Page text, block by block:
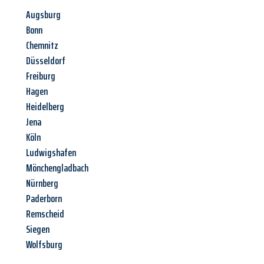
Augsburg
Bonn
Chemnitz
Düsseldorf
Freiburg
Hagen
Heidelberg
Jena
Köln
Ludwigshafen
Mönchengladbach
Nürnberg
Paderborn
Remscheid
Siegen
Wolfsburg